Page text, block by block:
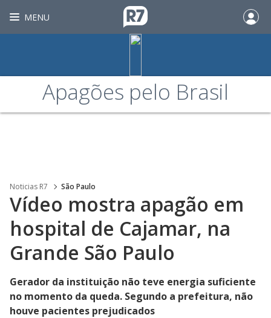
MENU
Apagões pelo Brasil
Noticias R7 São Paulo
Vídeo mostra apagão em
hospital de Cajamar, na
Grande São Paulo
Gerador da instituição não teve energia suficiente
no momento da queda. Segundo a prefeitura, não
houve pacientes prejudicados